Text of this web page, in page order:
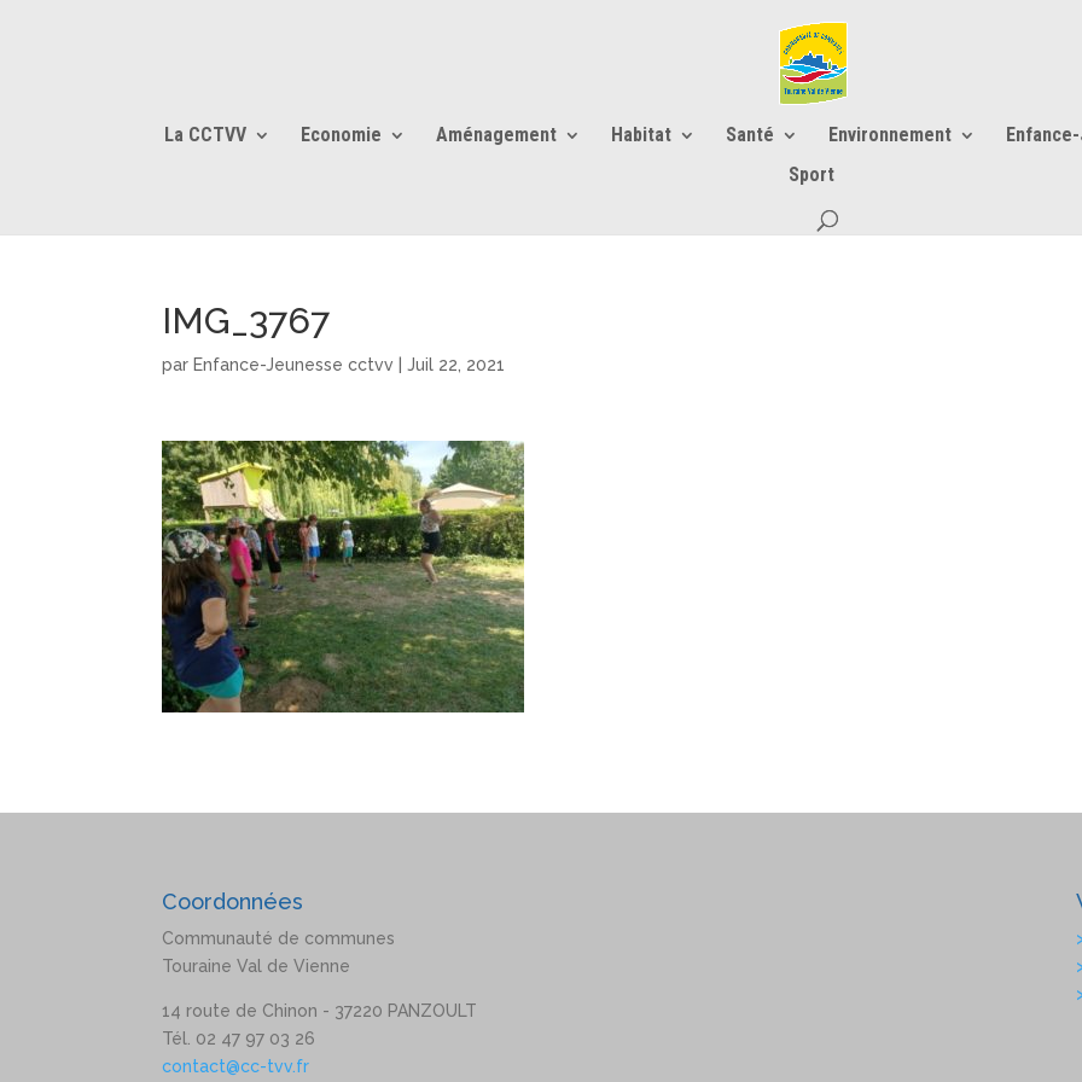
La CCTVV Economie Aménagement Habitat Santé Environnement
Sport
IMG_3767
par Enfance-Jeunesse cctvv |Juil 22, 2021
Coordonnées
Communauté de communes
Touraine Val de Vienne
14 route de Chinon - 37220 PANZOULT
Tél. 02 47 97 03 26
contact@cc-tvv.fr